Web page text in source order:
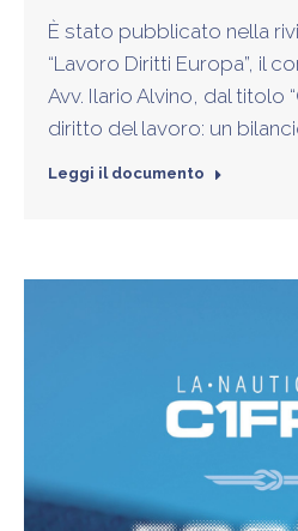
È stato pubblicato nella
“Lavoro Diritti Europa”, il
Avv. Ilario Alvino, dal titolo
diritto del lavoro: un
Leggi il documento